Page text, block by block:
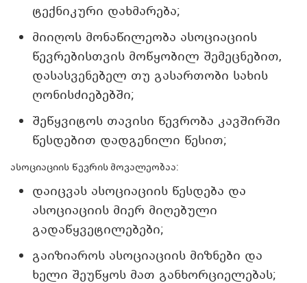
ტექნიკური დახმარება;
მიიღოს მონაწილეობა ასოციაციის
წევრებისთვის მოწყობილ შემეცნებით,
დასასვენებელ თუ გასართობი სახის
ღონისძიებებში;
შეწყვიტოს თავისი წევრობა კავშირში
წესდებით დადგენილი წესით;
ასოციაციის წევრის მოვალეობაა:
დაიცვას ასოციაციის წესდება და
ასოციაციის მიერ მიღებული
გადაწყვეტილებები;
გაიზიაროს ასოციაციის მიზნები და
ხელი შეუწყოს მათ განხორციელებას;